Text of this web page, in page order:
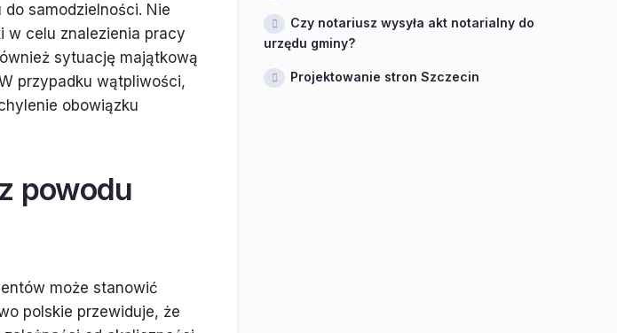
samodzielności. Nie
w celu znalezienia pracy
sytuację majątkową
przypadku wątpliwości,
obowiązku
powodu
może stanowić
polskie przewiduje, że
Czy notariusz wysyła akt notarialny do
urzędu gminy?
Projektowanie stron Szczecin